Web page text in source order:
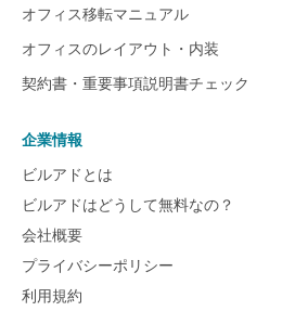
オフィス移転マニュアル
オフィスのレイアウト・内装
契約書・重要事項説明書チェック
企業情報
ビルアドとは
ビルアドはどうして無料なの？
会社概要
プライバシーポリシー
利用規約